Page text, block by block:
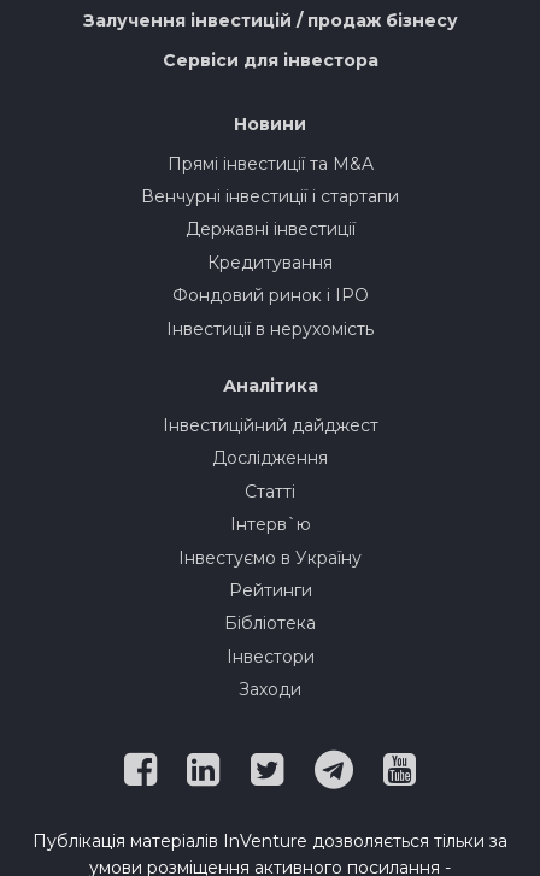
Залучення інвестицій / продаж бізнесу
Сервіси для інвестора
Новини
Прямі інвестиції та M&A
Венчурні інвестиції і стартапи
Державні інвестиції
Кредитування
Фондовий ринок і IPO
Інвестиції в нерухомість
Аналітика
Інвестиційний дайджест
Дослідження
Статті
Інтерв`ю
Інвестуємо в Україну
Рейтинги
Бібліотека
Інвестори
Заходи
Публікація матеріалів InVenture дозволяється тільки за
умови розміщення активного посилання -